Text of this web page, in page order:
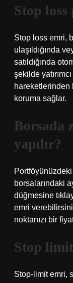
Stop loss
Stop loss emri,
ulaşıldığında
satıldığında
şekilde
hareketlerinden
koruma sağlar.
Borsada
yapılır?
borsalarındaki
düğmesine
emri
noktanızı bir
Stop limit
Stop-limit emri,